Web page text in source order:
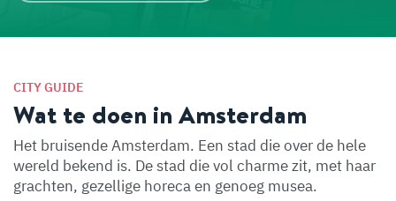
CITY GUIDE
Wat te doen in Amsterdam
Het bruisende Amsterdam. Een stad die over de hele
wereld bekend is. De stad die vol charme zit, met haar
grachten, gezellige horeca en genoeg musea.